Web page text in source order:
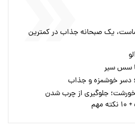
یک صبحانه جذاب در کمترین
سس سیر
دسر خوشمزه و جذاب
جلوگیری از چرب شدن